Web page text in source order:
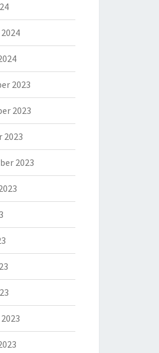
2023
2023
2023
2023